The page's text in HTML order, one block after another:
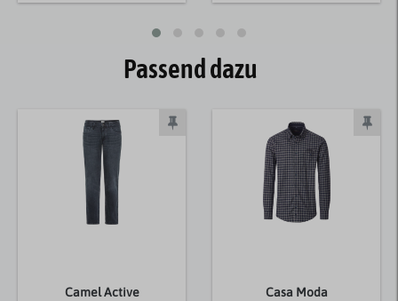
Passend dazu
Camel Active Casa Moda